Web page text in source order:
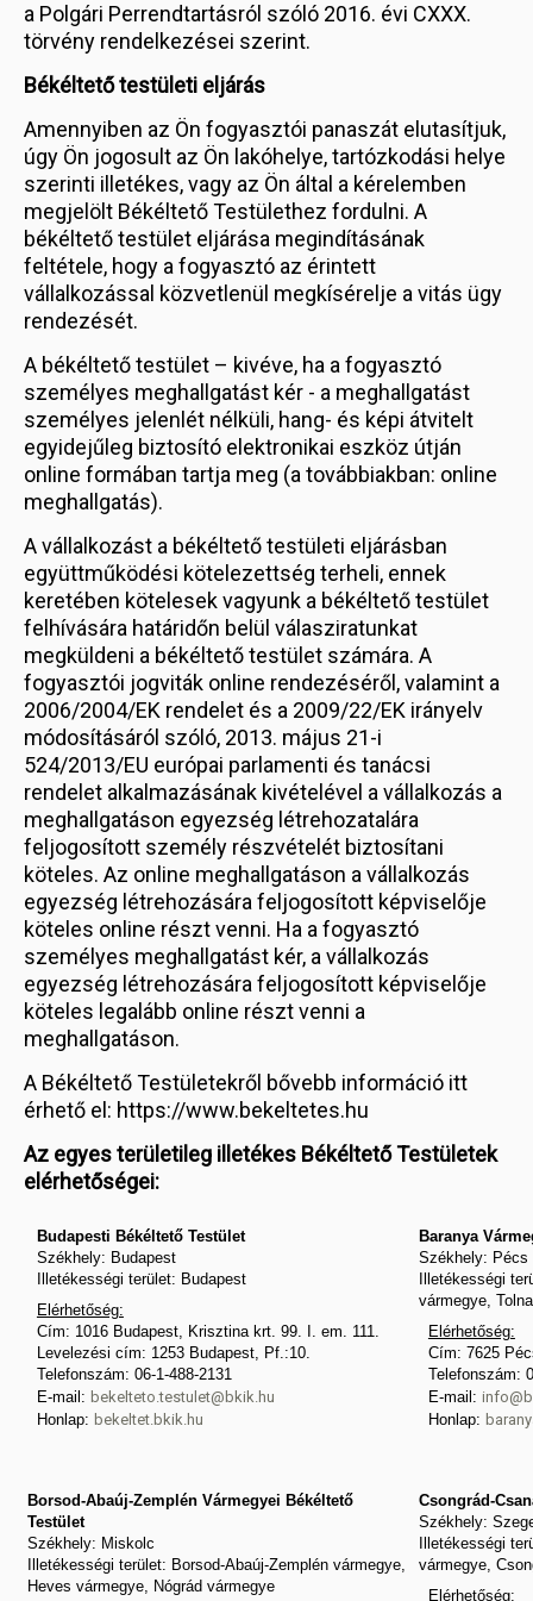
a Polgári Perrendtartásról szóló 2016. évi CXXX.
törvény rendelkezései szerint.
Békéltető testületi eljárás
Amennyiben az Ön fogyasztói panaszát elutasítjuk,
úgy Ön jogosult az Ön lakóhelye, tartózkodási helye
szerinti illetékes, vagy az Ön által a kérelemben
megjelölt Békéltető Testülethez fordulni. A
békéltető testület eljárása megindításának
feltétele, hogy a fogyasztó az érintett
vállalkozással közvetlenül megkísérelje a vitás ügy
rendezését.
A békéltető testület – kivéve, ha a fogyasztó
személyes meghallgatást kér - a meghallgatást
személyes jelenlét nélküli, hang- és képi átvitelt
egyidejűleg biztosító elektronikai eszköz útján
online formában tartja meg (a továbbiakban: online
meghallgatás).
A vállalkozást a békéltető testületi eljárásban
együttműködési kötelezettség terheli, ennek
keretében kötelesek vagyunk a békéltető testület
felhívására határidőn belül válasziratunkat
megküldeni a békéltető testület számára. A
fogyasztói jogviták online rendezéséről, valamint a
2006/2004/EK rendelet és a 2009/22/EK irányelv
módosításáról szóló, 2013. május 21-i
524/2013/EU európai parlamenti és tanácsi
rendelet alkalmazásának kivételével a vállalkozás a
meghallgatáson egyezség létrehozatalára
feljogosított személy részvételét biztosítani
köteles. Az online meghallgatáson a vállalkozás
egyezség létrehozására feljogosított képviselője
köteles online részt venni. Ha a fogyasztó
személyes meghallgatást kér, a vállalkozás
egyezség létrehozására feljogosított képviselője
köteles legalább online részt venni a
meghallgatáson.
A Békéltető Testületekről bővebb információ itt
érhető el: https://www.bekeltetes.hu
Az egyes területileg illetékes Békéltető Testületek
elérhetőségei:
Budapesti Békéltető Testület
Székhely: Budapest
Illetékességi terület: Budapest
Elérhetőség:
Cím: 1016 Budapest, Krisztina krt. 99. I. em. 111.
Levelezési cím: 1253 Budapest, Pf.:10.
Telefonszám: 06-1-488-2131
E-mail: bekelteto.testulet@bkik.hu
Honlap: bekeltet.bkik.hu
Baranya
Székhely: Pécs
Illetékességi
vármegye,
Elérhetőség:
Cím: 7625
Telefonszám:
E-mail:
Honlap:
Borsod-Abaúj-Zemplén Vármegyei Békéltető
Testület
Székhely: Miskolc
Illetékességi terület: Borsod-Abaúj-Zemplén vármegye,
Heves vármegye, Nógrád vármegye
Csongrád-
Székhely:
Illetékességi
vármegye,
Elérhetőség: